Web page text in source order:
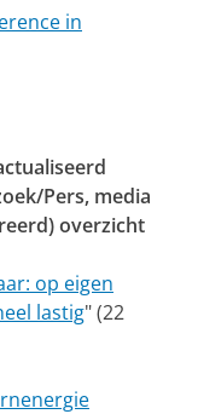
in
Pers, media
overzicht
op eigen
lastig" (22